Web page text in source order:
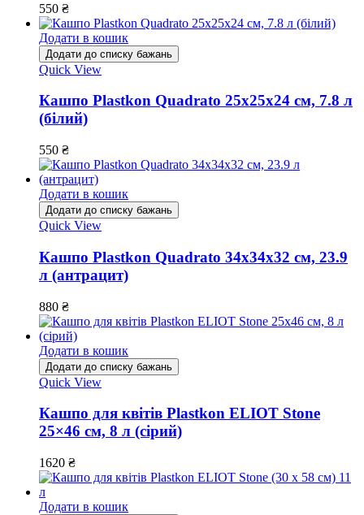
550 ₴
Додати в кошик
Додати до списку бажань
Quick View
Кашпо Plastkon Quadrato 25х25х24 см, 7.8 л
(білий)
550 ₴
Додати в кошик
Додати до списку бажань
Quick View
Кашпо Plastkon Quadrato 34х34х32 см, 23.9
л (антрацит)
880 ₴
Додати в кошик
Додати до списку бажань
Quick View
Кашпо для квітів Plastkon ELIOT Stone
25×46 см, 8 л (сірий)
1620 ₴
Додати в кошик